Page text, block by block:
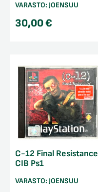
VARASTO: JOENSUU
30,00€
C-12 Final Resistance
CIB Ps1
VARASTO: JOENSUU